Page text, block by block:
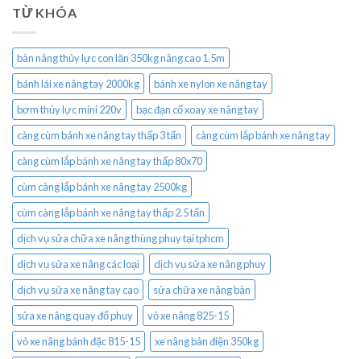
TỪ KHÓA
bàn nâng thủy lực con lăn 350kg nâng cao 1.5m
bánh lái xe nâng tay 2000kg
bánh xe nylon xe nâng tay
bơm thủy lực mini 220v
bạc đạn cổ xoay xe nâng tay
càng cùm bánh xe nâng tay thấp 3 tấn
càng cùm lắp bánh xe nâng tay
càng cùm lắp bánh xe nâng tay thấp 80x70
cùm càng lắp bánh xe nâng tay 2500kg
cùm càng lắp bánh xe nâng tay thấp 2.5 tấn
dịch vụ sửa chữa xe nâng thùng phuy tại tphcm
dịch vụ sửa xe nâng các loại
dịch vụ sửa xe nâng phuy
dịch vụ sửa xe nâng tay cao
sửa chữa xe nâng bàn
sửa xe nâng quay đổ phuy
vỏ xe nâng 825-15
vỏ xe nâng bánh đặc 815-15
xe nâng bàn điện 350kg